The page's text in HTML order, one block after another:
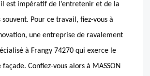
il est impératif de l’entretenir et de la
Pour ce travail, fiez-vous à
une entreprise de ravalement
à Frangy 74270 qui exerce le
Confiez-vous alors à MASSON